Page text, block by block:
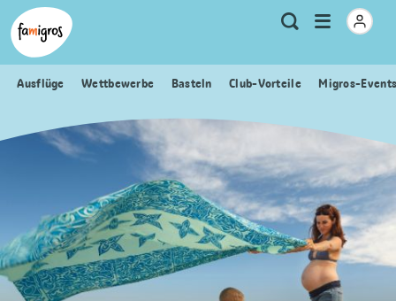
Sprungmarken
Navigation
Header
Logo
Meta
Navigation
Suche
Menu
öffnen
Ausflüge Wettbewerbe Basteln Club-Vorteile Migros-